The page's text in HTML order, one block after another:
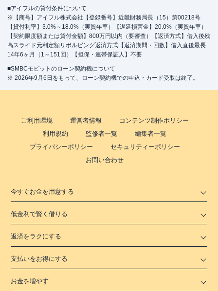
■アイフルの貸付条件について
※【商号】アイフル株式会社【登録番号】近畿財務局長（15）第00218号
【貸付利率】3.0%～18.0%（実質年率）【遅延損害金】20.0%（実質年率）
【契約限度額または貸付金額】800万円以内（要審査）【返済方式】借入後残
高スライド元利定額リボルビング返済方式【返済期間・回数】借入直後最長
14年6ヶ月（1～151回）【担保・連帯保証人】不要
■SMBCモビットのローン契約機について
※ 2026年9月6日をもって、ローン契約機での申込・カード受取は終了。
ご利用環境 運営者情報
コンテンツ制作ポリシー
利用規約
監修者一覧
編集者一覧
プライバシーポリシー
セキュリティーポリシー
お問い合わせ
今すぐお金を用意する
低金利で賢く借りる
返済をラクにする
支払いをお得にする
お金を増やす